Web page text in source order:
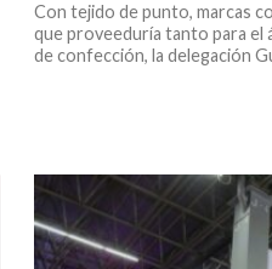
Con tejido de punto, marcas
que proveeduría tanto para el
de confección, la delegación